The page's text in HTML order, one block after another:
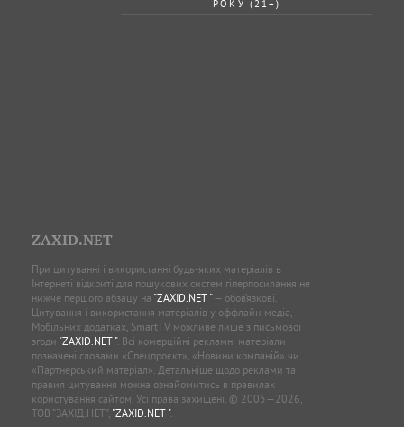
РОКУ (21+)
ZAXID.NET
При цитуванні і використанні будь-яких матеріалів в
Інтернеті відкриті для пошукових систем гіперпосилання не
нижче першого абзацу на "ZAXID.NET "— обов’язкові.
Цитування і використання матеріалів у оффлайн-медіа,
Мобільних додатках, SmartTV можливе лише з письмової
згоди "ZAXID.NET ". Всі комерційні рекламні матеріали
позначені словами «Спецпроєкт», «Новини компаній» чи
«Партнерський матеріал». Детальніше щодо реклами та
правил цитування можна ознайомитись в правилах
користування сайтом. Усі права захищені. © 2005—2026,
ТОВ “ЗАХІД.НЕТ”, "ZAXID.NET ".